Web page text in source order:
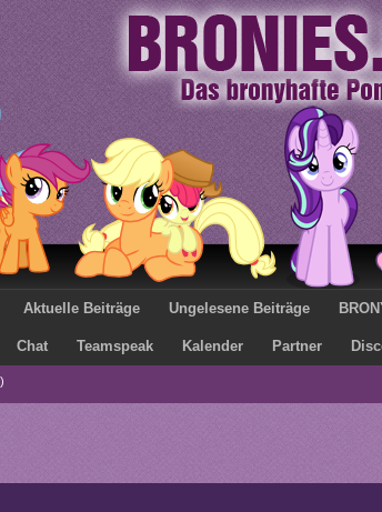
Aktuelle Beiträge Ungelesene Beiträge
Chat Teamspeak Kalender Partner
)